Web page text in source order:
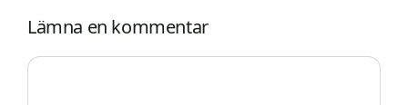
Lämna en kommentar
Kommentar